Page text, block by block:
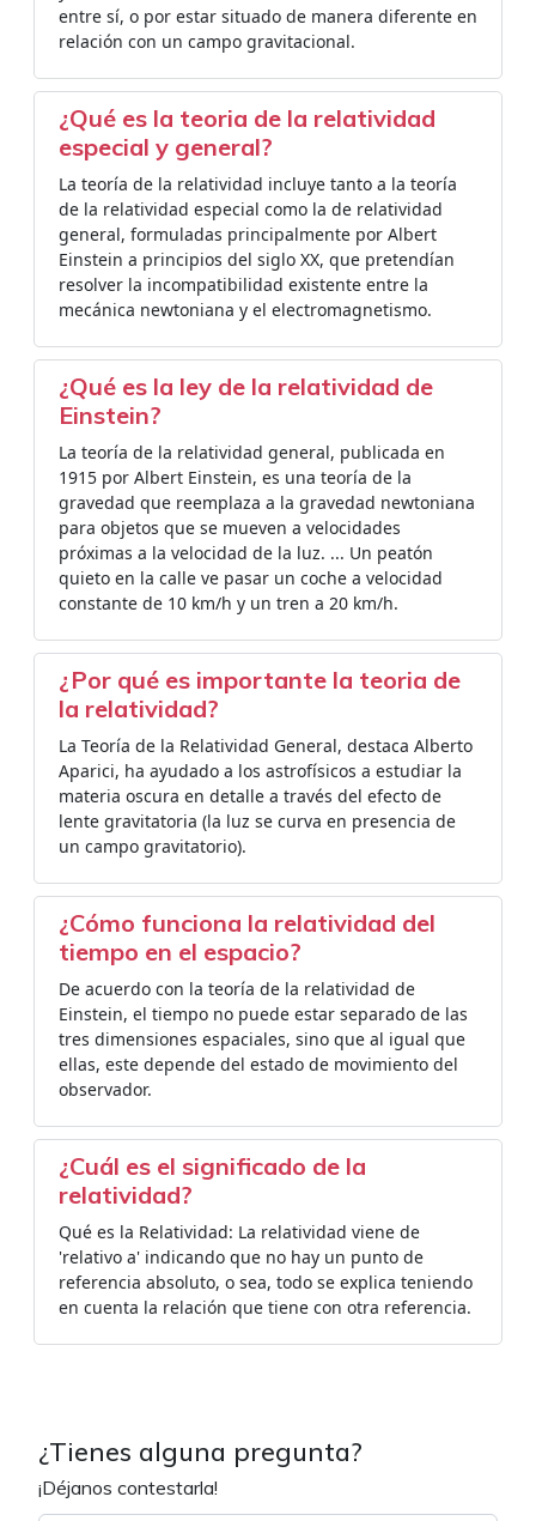
entre sí, o por estar situado de manera diferente en
relación con un campo gravitacional.
¿Qué es la teoria de la relatividad
especial y general?
La teoría de la relatividad incluye tanto a la teoría
de la relatividad especial como la de relatividad
general, formuladas principalmente por Albert
Einstein a principios del siglo XX, que pretendían
resolver la incompatibilidad existente entre la
mecánica newtoniana y el electromagnetismo.
¿Qué es la ley de la relatividad de
Einstein?
La teoría de la relatividad general, publicada en
1915 por Albert Einstein, es una teoría de la
gravedad que reemplaza a la gravedad newtoniana
para objetos que se mueven a velocidades
próximas a la velocidad de la luz. ... Un peatón
quieto en la calle ve pasar un coche a velocidad
constante de 10 km/h y un tren a 20 km/h.
¿Por qué es importante la teoria de
la relatividad?
La Teoría de la Relatividad General, destaca Alberto
Aparici, ha ayudado a los astrofísicos a estudiar la
materia oscura en detalle a través del efecto de
lente gravitatoria (la luz se curva en presencia de
un campo gravitatorio).
¿Cómo funciona la relatividad del
tiempo en el espacio?
De acuerdo con la teoría de la relatividad de
Einstein, el tiempo no puede estar separado de las
tres dimensiones espaciales, sino que al igual que
ellas, este depende del estado de movimiento del
observador.
¿Cuál es el significado de la
relatividad?
Qué es la Relatividad: La relatividad viene de
'relativo a' indicando que no hay un punto de
referencia absoluto, o sea, todo se explica teniendo
en cuenta la relación que tiene con otra referencia.
¿Tienes alguna pregunta?
¡Déjanos contestarla!